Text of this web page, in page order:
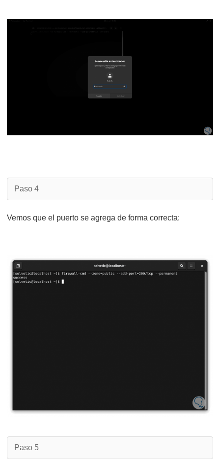
Paso 4
Vemos que el puerto se agrega de forma correcta:
Paso 5